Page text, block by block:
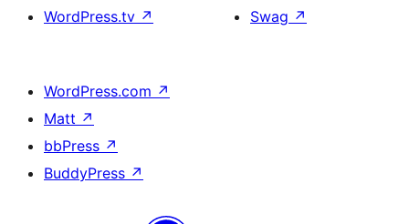
WordPress.tv ↗
Swag ↗
WordPress.com ↗
Matt ↗
bbPress ↗
BuddyPress ↗